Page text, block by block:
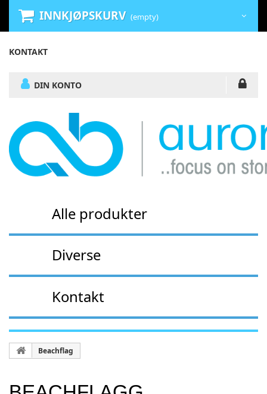
INNKJØPSKURV (empty)
KONTAKT
DIN KONTO
Alle produkter
Diverse
Kontakt
Beachflag